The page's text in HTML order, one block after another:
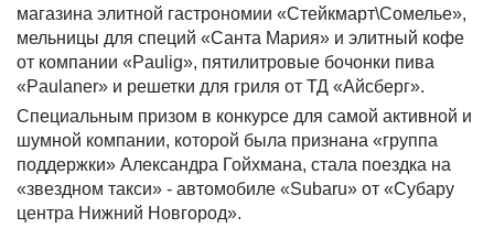
магазина элитной гастрономии «Стейкмарт\Сомелье»,
мельницы для специй «Санта Мария» и элитный кофе
от компании «Paulig», пятилитровые бочонки пива
«Paulaner» и решетки для гриля от ТД «Айсберг».
Специальным призом в конкурсе для самой активной и
шумной компании, которой была признана «группа
поддержки» Александра Гойхмана, стала поездка на
«звездном такси» - автомобиле «Subaru» от «Субару
центра Нижний Новгород».